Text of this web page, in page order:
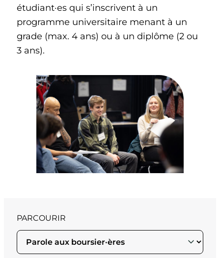
étudiant·es qui s’inscrivent à un
programme universitaire menant à un
grade (max. 4 ans) ou à un diplôme (2 ou
3 ans).
PARCOURIR